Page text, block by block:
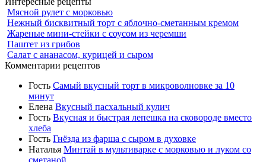
Мясной рулет с морковью
Нежный бисквитный торт с яблочно-сметанным кремом
Жареные мини-стейки с соусом из черемши
Паштет из грибов
Салат с ананасом, курицей и сыром
Комментарии рецептов
Гость Самый вкусный торт в микроволновке за 10
минут
Елена Вкусный пасхальный кулич
Гость Вкусная и быстрая лепешка на сковороде вместо
хлеба
Гость Гнёзда из фарша с сыром в духовке
Наталья Минтай в мультиварке с морковью и луком со
сметаной